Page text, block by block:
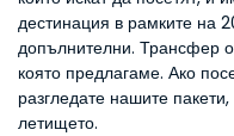
дестинация в рамките на
допълнителни. Трансфер
която предлагаме. Ако
разгледате нашите
летището.